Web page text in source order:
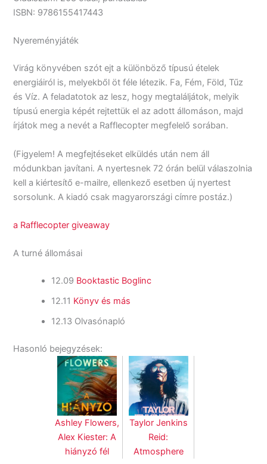
ISBN: 9786155417443
Nyereményjáték
Virág könyvében szót ejt a különböző típusú ételek
energiáiról is, melyekből öt féle létezik. Fa, Fém, Föld, Tűz
és Víz. A feladatotok az lesz, hogy megtaláljátok, melyik
típusú energia képét rejtettük el az adott állomáson, majd
írjátok meg a nevét a Rafflecopter megfelelő sorában.
(Figyelem! A megfejtéseket elküldés után nem áll
módunkban javítani. A nyertesnek 72 órán belül válaszolnia
kell a kiértesítő e-mailre, ellenkező esetben új nyertest
sorsolunk. A kiadó csak magyarországi címre postáz.)
a Rafflecopter giveaway
A turné állomásai
12.09 Booktastic Boglinc
12.11 Könyv és más
12.13 Olvasónapló
Hasonló bejegyzések:
Ashley Flowers,
Alex Kiester: A
hiányzó fél
Taylor Jenkins
Reid:
Atmosphere